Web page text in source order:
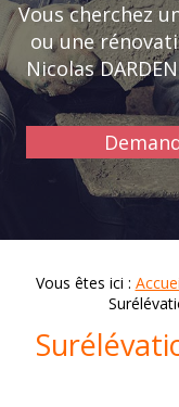
Vous cherchez
ou une
Nicolas
Vous êtes ici :